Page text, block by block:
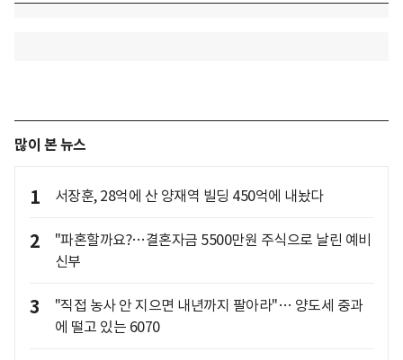
많이 본 뉴스
1 서장훈, 28억에 산 양재역 빌딩 450억에 내놨다
2
"파혼할까요?…결혼자금 5500만원 주식으로 날린 예비
신부
3
"직접 농사 안 지으면 내년까지 팔아라"… 양도세 중과
에 떨고 있는 6070